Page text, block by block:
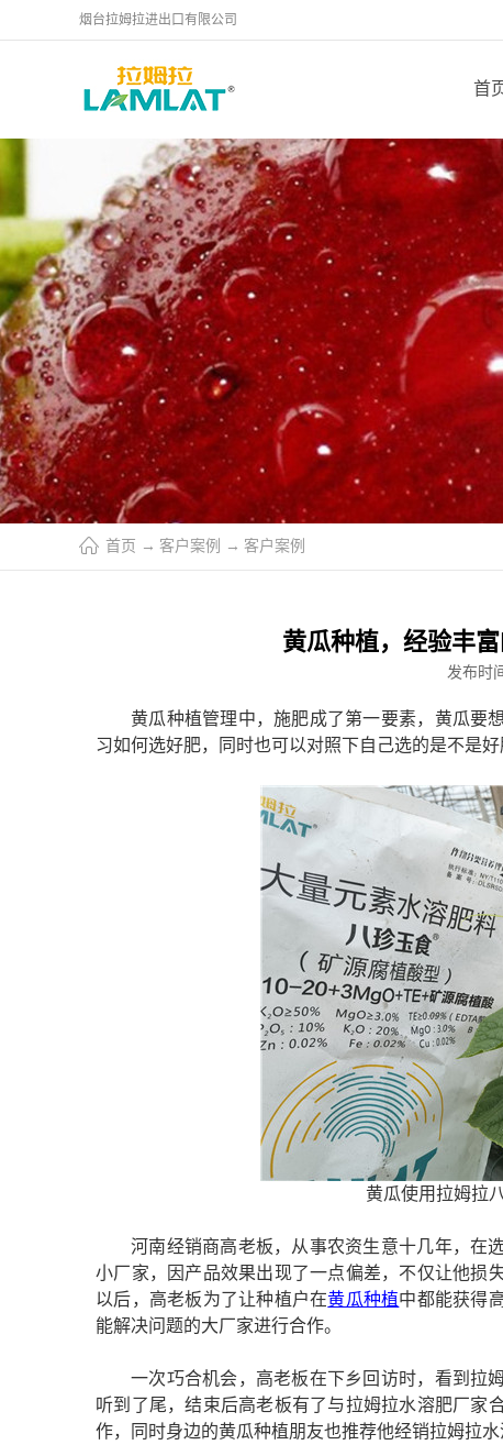
烟台拉姆拉进出口有限公司
首
首页 → 客户案例 → 客户案例
黄瓜种植，经验丰
发布时
黄瓜种植管理中，施肥成了第一要素，黄瓜要
习如何选好肥，同时也可以对照下自己选的是不是好
黄瓜使用拉姆拉
河南经销商高老板，从事农资生意十几年，在
小厂家，因产品效果出现了一点偏差，不仅让他损
以后，高老板为了让种植户在黄瓜种植中都能获得
能解决问题的大厂家进行合作。
一次巧合机会，高老板在下乡回访时，看到拉
听到了尾，结束后高老板有了与拉姆拉水溶肥厂家
作，同时身边的黄瓜种植朋友也推荐他经销拉姆拉